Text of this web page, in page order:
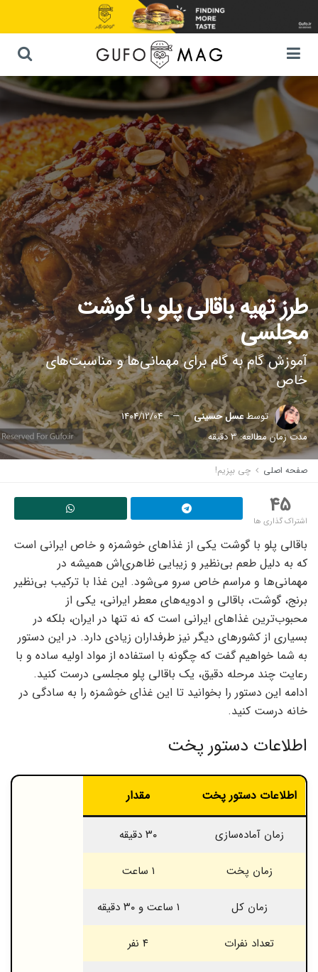
طرز تهیه باقالی پلو با گوشت
مجلسی
آموزش گام به گام برای مهمانی‌ها و مناسبت‌های
خاص
توسطعسل حسینی
1404/12/04
مدت زمان مطالعه: 3 دقیقه
صفحه اصلی چی بپزیم!
45
اشتراک گذاری ها
باقالی پلو با گوشت یکی از غذاهای خوشمزه و خاص ایرانی است
که به دلیل طعم بی‌نظیر و زیبایی ظاهری‌اش همیشه در
مهمانی‌ها و مراسم خاص سرو می‌شود. این غذا با ترکیب بی‌نظیر
برنج، گوشت، باقالی و ادویه‌های معطر ایرانی، یکی از
محبوب‌ترین غذاهای ایرانی است که نه تنها در ایران، بلکه در
بسیاری از کشورهای دیگر نیز طرفداران زیادی دارد. در این دستور
به شما خواهیم گفت که چگونه با استفاده از مواد اولیه ساده و با
رعایت چند مرحله دقیق، یک باقالی پلو مجلسی درست کنید.
ادامه این دستور را بخوانید تا این غذای خوشمزه را به سادگی در
خانه درست کنید.
اطلاعات دستور پخت
اطلاعات دستور پخت مقدار
زمان آماده‌سازی ۳۰ دقیقه
زمان پخت ۱ ساعت
زمان کل ۱ ساعت و ۳۰ دقیقه
تعداد نفرات ۴ نفر